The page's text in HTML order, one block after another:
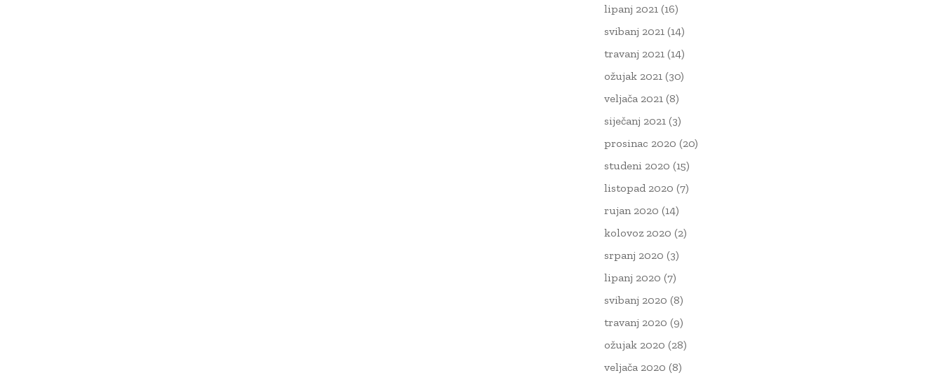
lipanj 2021 (16)
svibanj 2021 (14)
travanj 2021 (14)
ožujak 2021 (30)
veljača 2021 (8)
siječanj 2021 (3)
prosinac 2020 (20)
studeni 2020 (15)
listopad 2020 (7)
rujan 2020 (14)
kolovoz 2020 (2)
srpanj 2020 (3)
lipanj 2020 (7)
svibanj 2020 (8)
travanj 2020 (9)
ožujak 2020 (28)
veljača 2020 (8)